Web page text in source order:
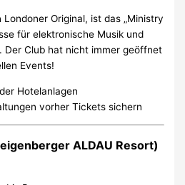
Original, ist das „Ministry
für elektronische Musik und
Der Club hat nicht immer geöffnet
Events!
Hotelanlagen
vorher Tickets sichern
ALDAU Resort)